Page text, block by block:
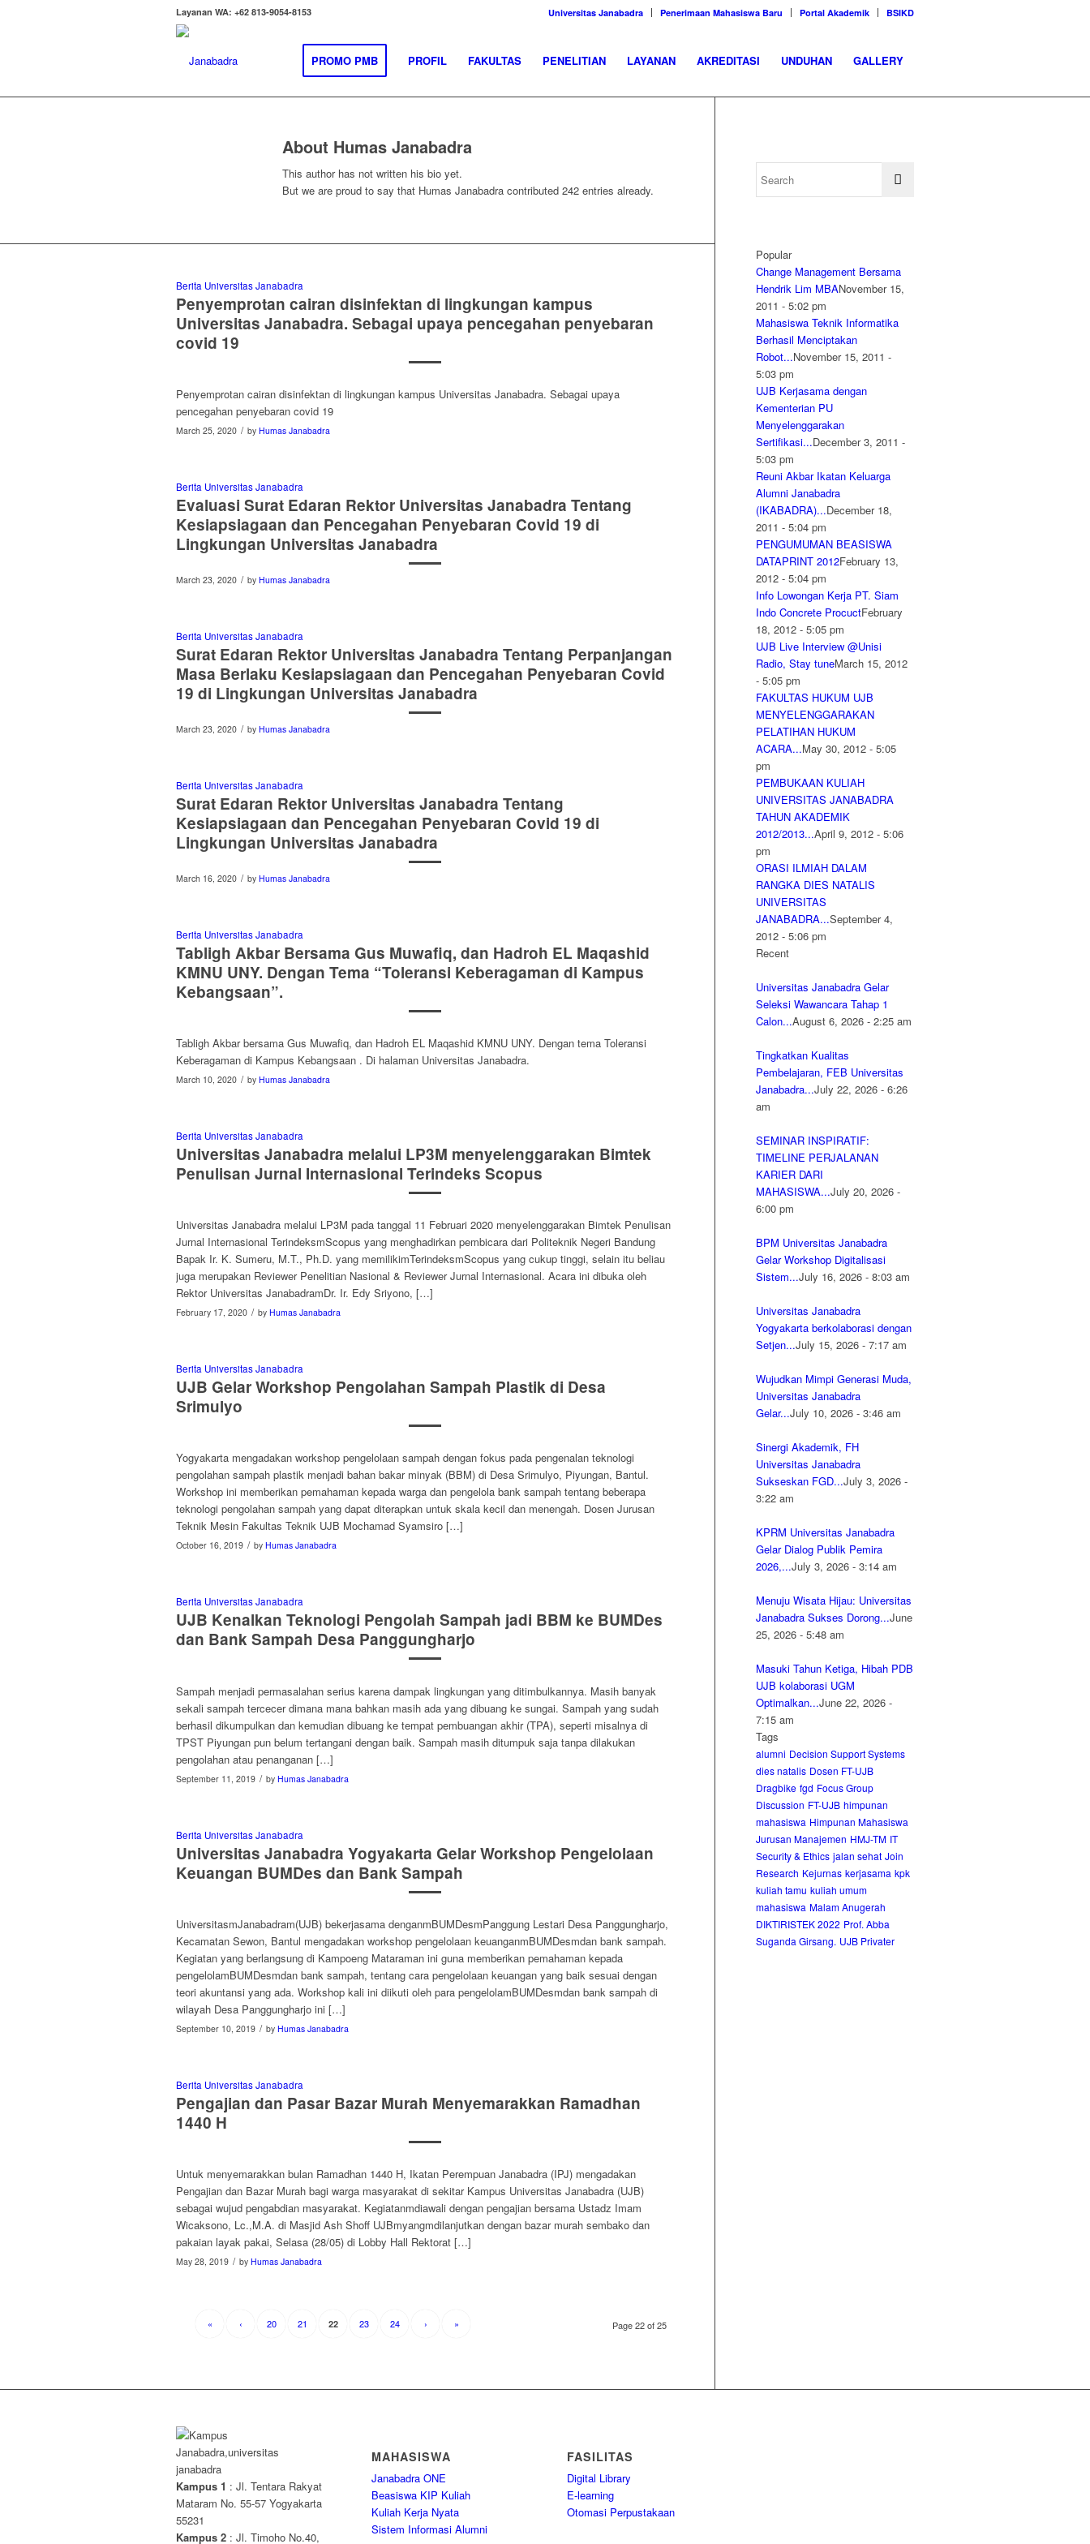
Universitas Janabadra Penerimaan Mahasiswa Baru Portal Akademik BSIKD
Layanan WA: +62 813-9054-8153
PROMO PMB PROFIL FAKULTAS PENELITIAN LAYANAN AKREDITASI UNDUHAN GALLERY
About Humas Janabadra
This author has not written his bio yet.
But we are proud to say that Humas Janabadra contributed 242 entries already.
Berita Universitas Janabadra
Penyemprotan cairan disinfektan di lingkungan kampus
Universitas Janabadra. Sebagai upaya pencegahan penyebaran
covid 19
Penyemprotan cairan disinfektan di lingkungan kampus Universitas Janabadra. Sebagai upaya
pencegahan penyebaran covid 19
March 25, 2020 / by Humas Janabadra
Berita Universitas Janabadra
Evaluasi Surat Edaran Rektor Universitas Janabadra Tentang
Kesiapsiagaan dan Pencegahan Penyebaran Covid 19 di
Lingkungan Universitas Janabadra
March 23, 2020 / by Humas Janabadra
Berita Universitas Janabadra
Surat Edaran Rektor Universitas Janabadra Tentang Perpanjangan
Masa Berlaku Kesiapsiagaan dan Pencegahan Penyebaran Covid
19 di Lingkungan Universitas Janabadra
March 23, 2020 / by Humas Janabadra
Berita Universitas Janabadra
Surat Edaran Rektor Universitas Janabadra Tentang
Kesiapsiagaan dan Pencegahan Penyebaran Covid 19 di
Lingkungan Universitas Janabadra
March 16, 2020 / by Humas Janabadra
Berita Universitas Janabadra
Tabligh Akbar Bersama Gus Muwafiq, dan Hadroh EL Maqashid
KMNU UNY. Dengan Tema “Toleransi Keberagaman di Kampus
Kebangsaan”.
Tabligh Akbar bersama Gus Muwafiq, dan Hadroh EL Maqashid KMNU UNY. Dengan tema Toleransi
Keberagaman di Kampus Kebangsaan . Di halaman Universitas Janabadra.
March 10, 2020 / by Humas Janabadra
Berita Universitas Janabadra
Universitas Janabadra melalui LP3M menyelenggarakan Bimtek
Penulisan Jurnal Internasional Terindeks Scopus
Universitas Janabadra melalui LP3M pada tanggal 11 Februari 2020 menyelenggarakan Bimtek Penulisan
Jurnal Internasional TerindeksmScopus yang menghadirkan pembicara dari Politeknik Negeri Bandung
Bapak Ir. K. Sumeru, M.T., Ph.D. yang memilikimTerindeksmScopus yang cukup tinggi, selain itu beliau
juga merupakan Reviewer Penelitian Nasional & Reviewer Jurnal Internasional. Acara ini dibuka oleh
Rektor Universitas JanabadramDr. Ir. Edy Sriyono, […]
February 17, 2020 / by Humas Janabadra
Berita Universitas Janabadra
UJB Gelar Workshop Pengolahan Sampah Plastik di Desa
Srimulyo
Yogyakarta mengadakan workshop pengelolaan sampah dengan fokus pada pengenalan teknologi
pengolahan sampah plastik menjadi bahan bakar minyak (BBM) di Desa Srimulyo, Piyungan, Bantul.
Workshop ini memberikan pemahaman kepada warga dan pengelola bank sampah tentang beberapa
teknologi pengolahan sampah yang dapat diterapkan untuk skala kecil dan menengah. Dosen Jurusan
Teknik Mesin Fakultas Teknik UJB Mochamad Syamsiro […]
October 16, 2019 / by Humas Janabadra
Berita Universitas Janabadra
UJB Kenalkan Teknologi Pengolah Sampah jadi BBM ke BUMDes
dan Bank Sampah Desa Panggungharjo
Sampah menjadi permasalahan serius karena dampak lingkungan yang ditimbulkannya. Masih banyak
sekali sampah tercecer dimana mana bahkan masih ada yang dibuang ke sungai. Sampah yang sudah
berhasil dikumpulkan dan kemudian dibuang ke tempat pembuangan akhir (TPA), seperti misalnya di
TPST Piyungan pun belum tertangani dengan baik. Sampah masih ditumpuk saja tanpa dilakukan
pengolahan atau penanganan […]
September 11, 2019 / by Humas Janabadra
Berita Universitas Janabadra
Universitas Janabadra Yogyakarta Gelar Workshop Pengelolaan
Keuangan BUMDes dan Bank Sampah
UniversitasmJanabadram(UJB) bekerjasama denganmBUMDesmPanggung Lestari Desa Panggungharjo,
Kecamatan Sewon, Bantul mengadakan workshop pengelolaan keuanganmBUMDesmdan bank sampah.
Kegiatan yang berlangsung di Kampoeng Mataraman ini guna memberikan pemahaman kepada
pengelolamBUMDesmdan bank sampah, tentang cara pengelolaan keuangan yang baik sesuai dengan
teori akuntansi yang ada. Workshop kali ini diikuti oleh para pengelolamBUMDesmdan bank sampah di
wilayah Desa Panggungharjo ini […]
September 10, 2019 / by Humas Janabadra
Berita Universitas Janabadra
Pengajian dan Pasar Bazar Murah Menyemarakkan Ramadhan
1440 H
Untuk menyemarakkan bulan Ramadhan 1440 H, Ikatan Perempuan Janabadra (IPJ) mengadakan
Pengajian dan Bazar Murah bagi warga masyarakat di sekitar Kampus Universitas Janabadra (UJB)
sebagai wujud pengabdian masyarakat. Kegiatanmdiawali dengan pengajian bersama Ustadz Imam
Wicaksono, Lc.,M.A. di Masjid Ash Shoff UJBmyangmdilanjutkan dengan bazar murah sembako dan
pakaian layak pakai, Selasa (28/05) di Lobby Hall Rektorat […]
May 28, 2019 / by Humas Janabadra
Page 22 of 25
« ‹ 20 21 22 23 24 › »
Popular
Change Management Bersama
Hendrik Lim MBANovember 15,
2011 - 5:02 pm
Mahasiswa Teknik Informatika
Berhasil Menciptakan
Robot...November 15, 2011 -
5:03 pm
UJB Kerjasama dengan
Kementerian PU
Menyelenggarakan
Sertifikasi...December 3, 2011 -
5:03 pm
Reuni Akbar Ikatan Keluarga
Alumni Janabadra
(IKABADRA)...December 18,
2011 - 5:04 pm
PENGUMUMAN BEASISWA
DATAPRINT 2012February 13,
2012 - 5:04 pm
Info Lowongan Kerja PT. Siam
Indo Concrete ProcuctFebruary
18, 2012 - 5:05 pm
UJB Live Interview @Unisi
Radio, Stay tuneMarch 15, 2012
- 5:05 pm
FAKULTAS HUKUM UJB
MENYELENGGARAKAN
PELATIHAN HUKUM
ACARA...May 30, 2012 - 5:05
pm
PEMBUKAAN KULIAH
UNIVERSITAS JANABADRA
TAHUN AKADEMIK
2012/2013...April 9, 2012 - 5:06
pm
ORASI ILMIAH DALAM
RANGKA DIES NATALIS
UNIVERSITAS
JANABADRA...September 4,
2012 - 5:06 pm
Recent
Universitas Janabadra Gelar
Seleksi Wawancara Tahap 1
Calon...August 6, 2026 - 2:25 am
Tingkatkan Kualitas
Pembelajaran, FEB Universitas
Janabadra...July 22, 2026 - 6:26
am
SEMINAR INSPIRATIF:
TIMELINE PERJALANAN
KARIER DARI
MAHASISWA...July 20, 2026 -
6:00 pm
BPM Universitas Janabadra
Gelar Workshop Digitalisasi
Sistem...July 16, 2026 - 8:03 am
Universitas Janabadra
Yogyakarta berkolaborasi dengan
Setjen...July 15, 2026 - 7:17 am
Wujudkan Mimpi Generasi Muda,
Universitas Janabadra
Gelar...July 10, 2026 - 3:46 am
Sinergi Akademik, FH
Universitas Janabadra
Sukseskan FGD...July 3, 2026 -
3:22 am
KPRM Universitas Janabadra
Gelar Dialog Publik Pemira
2026,...July 3, 2026 - 3:14 am
Menuju Wisata Hijau: Universitas
Janabadra Sukses Dorong...June
25, 2026 - 5:48 am
Masuki Tahun Ketiga, Hibah PDB
UJB kolaborasi UGM
Optimalkan...June 22, 2026 -
7:15 am
Tags
alumni Decision Support Systems
dies natalis Dosen FT-UJB
Dragbike fgd Focus Group
Discussion FT-UJB himpunan
mahasiswa Himpunan Mahasiswa
Jurusan Manajemen HMJ-TM IT
Security & Ethics jalan sehat Join
Research Kejurnas kerjasama kpk
kuliah tamu kuliah umum
mahasiswa Malam Anugerah
DIKTIRISTEK 2022 Prof. Abba
Suganda Girsang. UJB Privater
Kampus 1 : Jl. Tentara Rakyat
Mataram No. 55-57 Yogyakarta
55231
Kampus 2 : Jl. Timoho No.40,
MAHASISWA
Janabadra ONE
Beasiswa KIP Kuliah
Kuliah Kerja Nyata
Sistem Informasi Alumni
FASILITAS
Digital Library
E-learning
Otomasi Perpustakaan